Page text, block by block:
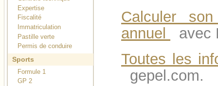
Expertise
Fiscalité
Immatriculation
Pastille verte
Permis de conduire
Sports
Formule 1
GP 2
Calculer
annuel
avec
Toutes les
gepel.com.